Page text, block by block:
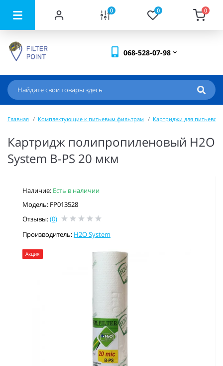
0 0 0
068-528-07-98
Главная Комплектующие к питьевым фильтрам Картриджи для питьевой
Картридж полипропиленовый H2O
System B-PS 20 мкм
Наличие: Есть в наличии
Модель: FP013528
Отзывы:(0)
Производитель: H2O System
Акция